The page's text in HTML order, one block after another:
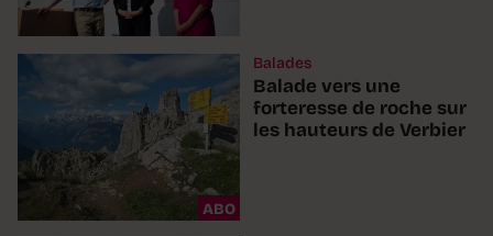
ABO
Balades
Balade vers une
forteresse de roche sur
les hauteurs de Verbier